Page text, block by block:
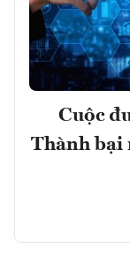
Cuộc
Thành bại